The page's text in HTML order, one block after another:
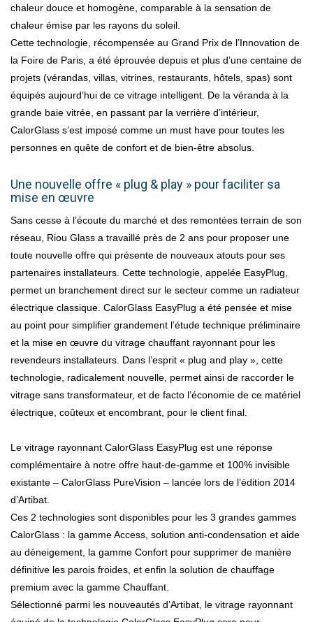
chaleur douce et homogène, comparable à la sensation de
chaleur émise par les rayons du soleil.
Cette technologie, récompensée au Grand Prix de l’Innovation de
la Foire de Paris, a été éprouvée depuis et plus d’une centaine de
projets (vérandas, villas, vitrines, restaurants, hôtels, spas) sont
équipés aujourd’hui de ce vitrage intelligent. De la véranda à la
grande baie vitrée, en passant par la verrière d’intérieur,
CalorGlass s’est imposé comme un must have pour toutes les
personnes en quête de confort et de bien-être absolus.
Une nouvelle offre « plug & play » pour faciliter sa
mise en œuvre
Sans cesse à l’écoute du marché et des remontées terrain de son
réseau, Riou Glass a travaillé près de 2 ans pour proposer une
toute nouvelle offre qui présente de nouveaux atouts pour ses
partenaires installateurs. Cette technologie, appelée EasyPlug,
permet un branchement direct sur le secteur comme un radiateur
électrique classique. CalorGlass EasyPlug a été pensée et mise
au point pour simplifier grandement l’étude technique préliminaire
et la mise en œuvre du vitrage chauffant rayonnant pour les
revendeurs installateurs. Dans l’esprit « plug and play », cette
technologie, radicalement nouvelle, permet ainsi de raccorder le
vitrage sans transformateur, et de facto l’économie de ce matériel
électrique, coûteux et encombrant, pour le client final.
Le vitrage rayonnant CalorGlass EasyPlug est une réponse
complémentaire à notre offre haut-de-gamme et 100% invisible
existante – CalorGlass PureVision – lancée lors de l’édition 2014
d’Artibat.
Ces 2 technologies sont disponibles pour les 3 grandes gammes
CalorGlass : la gamme Access, solution anti-condensation et aide
au déneigement, la gamme Confort pour supprimer de manière
définitive les parois froides, et enfin la solution de chauffage
premium avec la gamme Chauffant.
Sélectionné parmi les nouveautés d’Artibat, le vitrage rayonnant